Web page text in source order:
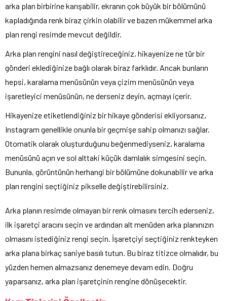
arka plan birbirine karışabilir, ekranın çok büyük bir bölümünü
kapladığında renk biraz çirkin olabilir ve bazen mükemmel arka
plan rengi resimde mevcut değildir.
Arka plan rengini nasıl değiştireceğiniz, hikayenize ne tür bir
gönderi eklediğinize bağlı olarak biraz farklıdır. Ancak bunların
hepsi, karalama menüsünün veya çizim menüsünün veya
işaretleyici menüsünün, ne derseniz deyin, açmayı içerir.
Hikayenize etiketlendiğiniz bir hikaye gönderisi ekliyorsanız,
Instagram genellikle onunla bir geçmişe sahip olmanızı sağlar.
Otomatik olarak oluşturduğunu beğenmediyseniz, karalama
menüsünü açın ve sol alttaki küçük damlalık simgesini seçin.
Bununla, görüntünün herhangi bir bölümüne dokunabilir ve arka
plan rengini seçtiğiniz pikselle değiştirebilirsiniz.
Arka planın resimde olmayan bir renk olmasını tercih ederseniz,
ilk işaretçi aracını seçin ve ardından alt menüden arka planınızın
olmasını istediğiniz rengi seçin. İşaretçiyi seçtiğiniz renkteyken
arka plana birkaç saniye basılı tutun. Bu biraz titizce olmalıdır, bu
yüzden hemen almazsanız denemeye devam edin. Doğru
yaparsanız, arka plan işaretçinin rengine dönüşecektir.